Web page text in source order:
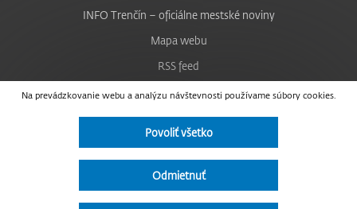
Na prevádzkovanie webu a analýzu návštevnosti používame súbory cookies.
Povoliť všetko
Odmietnuť
INFO Trenčín – oficiálne mestské noviny
Mapa webu
RSS feed
Nastavenie cookies
Facebook
Instagram
Vyhlásenie o prístupnosti